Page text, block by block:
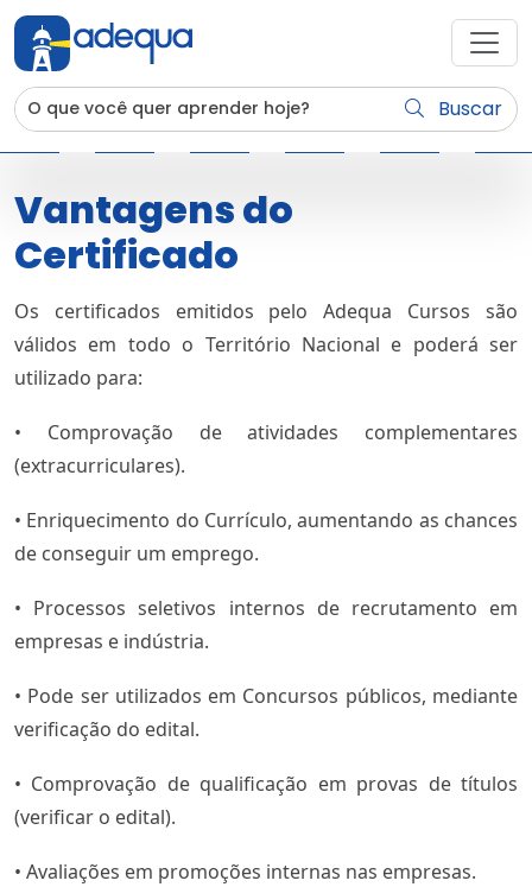
Buscar
Vantagens do
Certificado
Os certificados emitidos pelo Adequa Cursos são
válidos em todo o Território Nacional e poderá ser
utilizado para:
• Comprovação de atividades complementares
(extracurriculares).
• Enriquecimento do Currículo, aumentando as chances
de conseguir um emprego.
• Processos seletivos internos de recrutamento em
empresas e indústria.
• Pode ser utilizados em Concursos públicos, mediante
verificação do edital.
• Comprovação de qualificação em provas de títulos
(verificar o edital).
• Avaliações em promoções internas nas empresas.